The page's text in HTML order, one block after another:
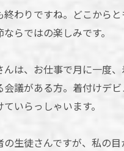
終わりですね。どこから
らではの楽しみです。
んは、お仕事で月に一度
会議がある方。着付けデ
いらっしゃいます。
生徒さんですが、私の目